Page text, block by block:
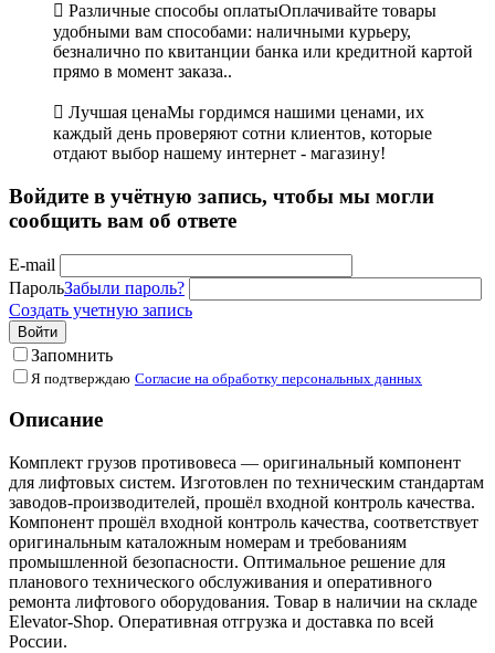
 Различные способы оплатыОплачивайте товары
удобными вам способами: наличными курьеру,
безналично по квитанции банка или кредитной картой
прямо в момент заказа..
 Лучшая ценаМы гордимся нашими ценами, их
каждый день проверяют сотни клиентов, которые
отдают выбор нашему интернет - магазину!
Войдите в учётную запись, чтобы мы могли
сообщить вам об ответе
E-mail
ПарольЗабыли пароль?
Создать учетную запись
Войти
Запомнить
Я подтверждаю Согласие на обработку персональных данных
Описание
Комплект грузов противовеса — оригинальный компонент
для лифтовых систем. Изготовлен по техническим стандартам
заводов-производителей, прошёл входной контроль качества.
Компонент прошёл входной контроль качества, соответствует
оригинальным каталожным номерам и требованиям
промышленной безопасности. Оптимальное решение для
планового технического обслуживания и оперативного
ремонта лифтового оборудования. Товар в наличии на складе
Elevator-Shop. Оперативная отгрузка и доставка по всей
России.